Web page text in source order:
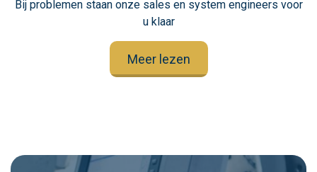
Bij problemen staan onze sales en system engineers voor
u klaar
Meer lezen